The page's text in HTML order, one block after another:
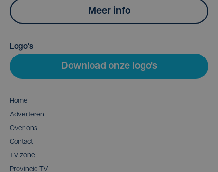
Meer info
Logo's
Download onze logo's
Home
Adverteren
Over ons
Contact
TV zone
Provincie TV